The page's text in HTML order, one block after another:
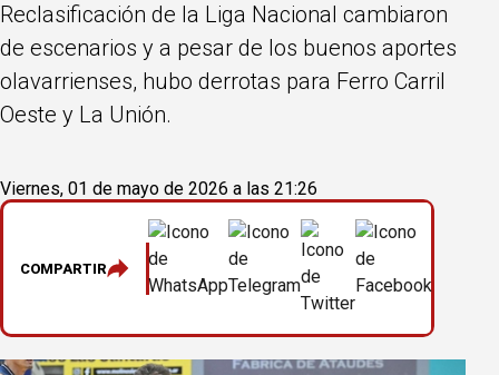
Reclasificación de la Liga Nacional cambiaron
de escenarios y a pesar de los buenos aportes
olavarrienses, hubo derrotas para Ferro Carril
Oeste y La Unión.
Viernes, 01 de mayo de 2026 a las 21:26
COMPARTIR